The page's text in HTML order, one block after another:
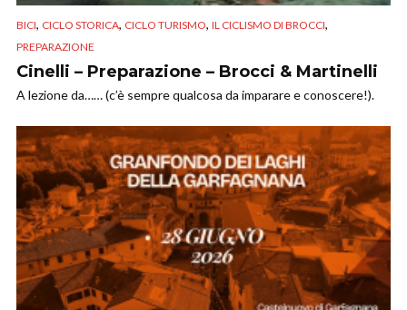
BICI, CICLO STORICA, CICLO TURISMO, IL CICLISMO DI BROCCI,
PREPARAZIONE
Cinelli – Preparazione – Brocci & Martinelli
A lezione da…… (c’è sempre qualcosa da imparare e conoscere!).